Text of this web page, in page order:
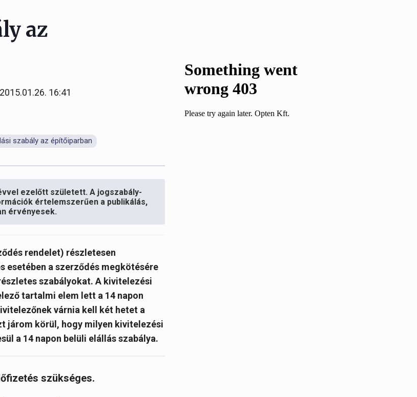
az
16:41
szabály az építőiparban
ezelőtt született. A jogszabály-
értelemszerűen a publikálás,
érvényesek.
rendelet) részletesen
a szerződés megkötésére
szabályokat. A kivitelezési
tartalmi elem lett a 14 napon
várnia kell két hetet a
járom körül, hogy milyen kivitelezési
a 14 napon belüli elállás szabálya.
szükséges.